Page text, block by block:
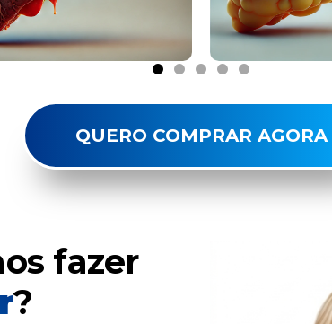
QUERO COMPRAR AGORA
fazer
?